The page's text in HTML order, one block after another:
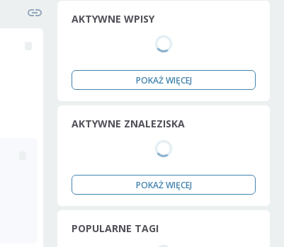
AKTYWNE WPISY
POKAŻ WIĘCEJ
AKTYWNE ZNALEZISKA
POKAŻ WIĘCEJ
POPULARNE TAGI